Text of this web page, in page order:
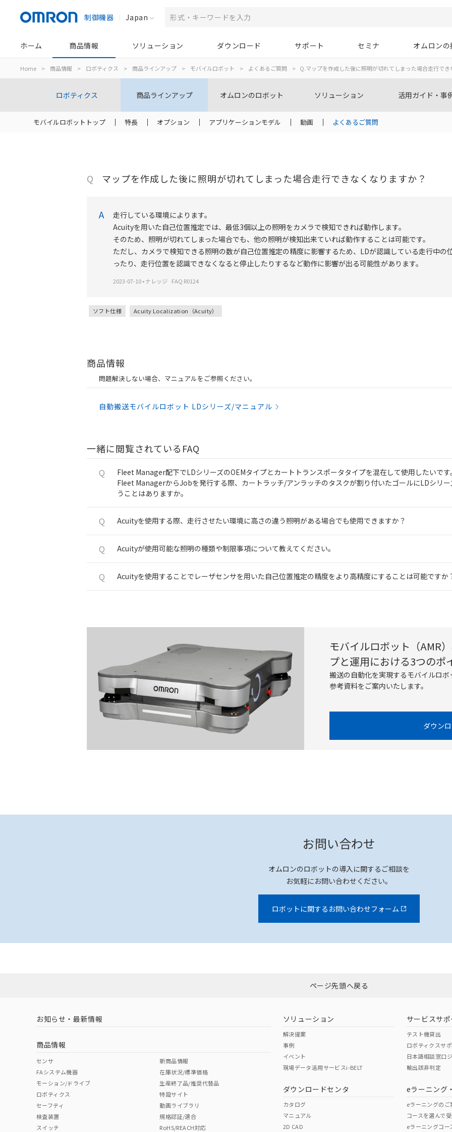
制御機器 Japan
ホーム 商品情報 ソリューション ダウンロード サポート セミナ オムロン
Home > 商品情報 > ロボティクス > 商品ラインアップ > モバイルロボット > よくあるご質問 > Q.マップを作成した後に照明が切れてしまった場合走行で
ロボティクス 商品ラインアップ オムロンのロボット ソリューション 活用ガイド・事
モバイルロボットトップ 特長 オプション アプリケーションモデル 動画 よくあるご質問
Q マップを作成した後に照明が切れてしまった場合走行できなくなりますか？
A
走行している環境によります。
Acuityを用いた自己位置推定では、最低3個以上の照明をカメラで検知できれば動作します。
そのため、照明が切れてしまった場合でも、他の照明が検知出来ていれば動作することは可能です。
ただし、カメラで検知できる照明の数が自己位置推定の精度に影響するため、LDが認識している走行中の
ったり、走行位置を認識できなくなると停止したりするなど動作に影響が出る可能性があります。
2023-07-10•ナレッジ FAQ R0124
ソフト仕様 Acuity Localization（Acuity）
商品情報
問題解決しない場合、マニュアルをご参照ください。
自動搬送モバイルロボット LDシリーズ/マニュアル
一緒に閲覧されているFAQ
Q
Fleet Manager配下でLDシリーズのOEMタイプとカートトランスポータタイプを混在して使用したいです
Fleet ManagerからJobを発行する際、カートラッチ/アンラッチのタスクが割り付いたゴールにLDシリ
うことはありますか。
Q Acuityを使用する際、走行させたい環境に高さの違う照明がある場合でも使用できますか？
Q Acuityが使用可能な照明の種類や制限事項について教えてください。
Q Acuityを使用することでレーザセンサを用いた自己位置推定の精度をより高精度にすることは可能ですか
モバイルロボット（AMR
プと運用における3つのポ
搬送の自動化を実現するモバイルロ
参考資料をご案内いたします。
ダウン
お問い合わせ
オムロンのロボットの導入に関するご相談を
お気軽にお問い合わせください。
ロボットに関するお問い合わせフォーム
ページ先頭へ戻る
お知らせ・最新情報
商品情報
センサ
FAシステム機器
モーション/ドライブ
ロボティクス
セーフティ
検査装置
スイッチ
新商品情報
在庫状況/標準価格
生産終了品/推奨代替品
特設サイト
動画ライブラリ
規格認証/適合
RoHS/REACH対応
ソリューション
解決提案
事例
イベント
現場データ活用サービスi-BELT
ダウンロードセンタ
カタログ
マニュアル
2D CAD
サービスサ
テスト機貸出
ロボティクスサ
日本語相談窓口
輸出該非判定
eラーニング
eラーニングのご
コースを選んで
eラーニングコー